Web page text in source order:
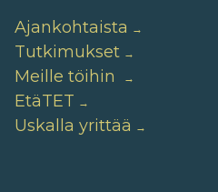
Ajankohtaista
Tutkimukset
Meille töihin
EtäTET
Uskalla yrittää